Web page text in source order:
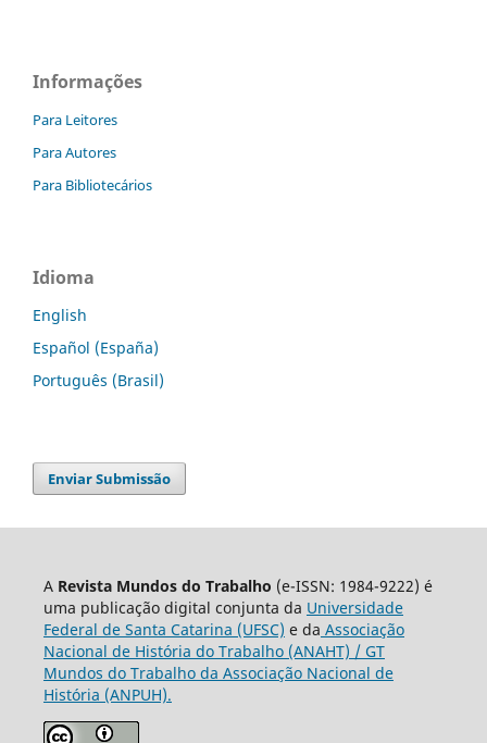
Informações
Para Leitores
Para Autores
Para Bibliotecários
Idioma
English
Español (España)
Português (Brasil)
Enviar Submissão
A Revista Mundos do Trabalho (e-ISSN: 1984-9222) é
uma publicação digital conjunta da Universidade
Federal de Santa Catarina (UFSC) e da Associação
Nacional de História do Trabalho (ANAHT) / GT
Mundos do Trabalho da Associação Nacional de
História (ANPUH).